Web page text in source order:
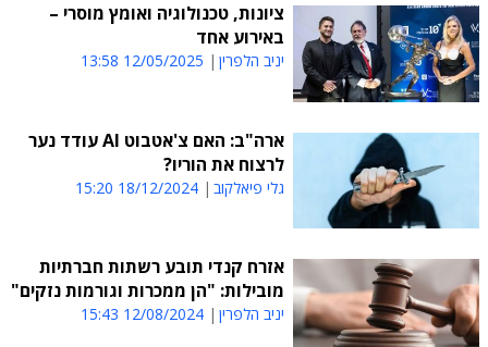
ציונות, טכנולוגיה ואומץ מוסרי –
באירוע אחד
יניב הלפרין 12/05/2025 13:58
ארה"ב: האם צ'אטבוט AI עודד נער
לרצוח את הוריו?
גלי פיאלקוב 18/12/2024 15:20
אזרח קנדי תובע רשתות חברתיות
מובילות: "הן ממכרות וגורמות נזקים"
יניב הלפרין 12/08/2024 15:43